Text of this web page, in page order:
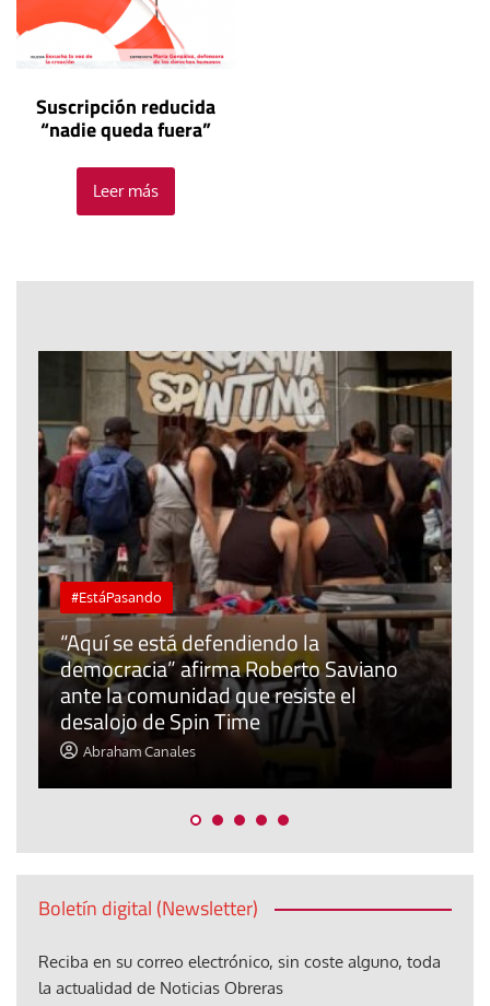
Suscripción reducida
“nadie queda fuera”
Leer más
Tribuna
Ceuta: ¿qué derechos tienen los
menores de edad extranjeros que
llegaron?
Elisa Brey
Boletín digital (Newsletter)
Reciba en su correo electrónico, sin coste alguno, toda
la actualidad de Noticias Obreras